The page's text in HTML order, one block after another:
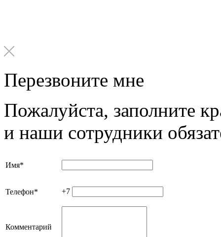
Перезвоните мне
Пожалуйста, заполните
и наши сотрудники
Имя*
Телефон* +7
Комментарий